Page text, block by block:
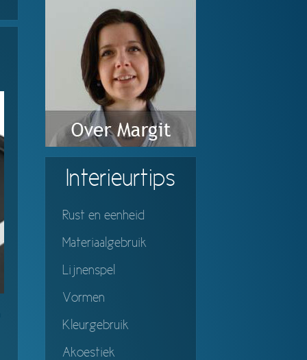
Interieurtips
Rust en eenheid
Materiaalgebruik
Lijnenspel
Vormen
Kleurgebruik
Akoestiek